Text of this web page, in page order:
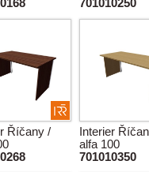
701010250
Říčany /
Interier
alfa 100
701010350